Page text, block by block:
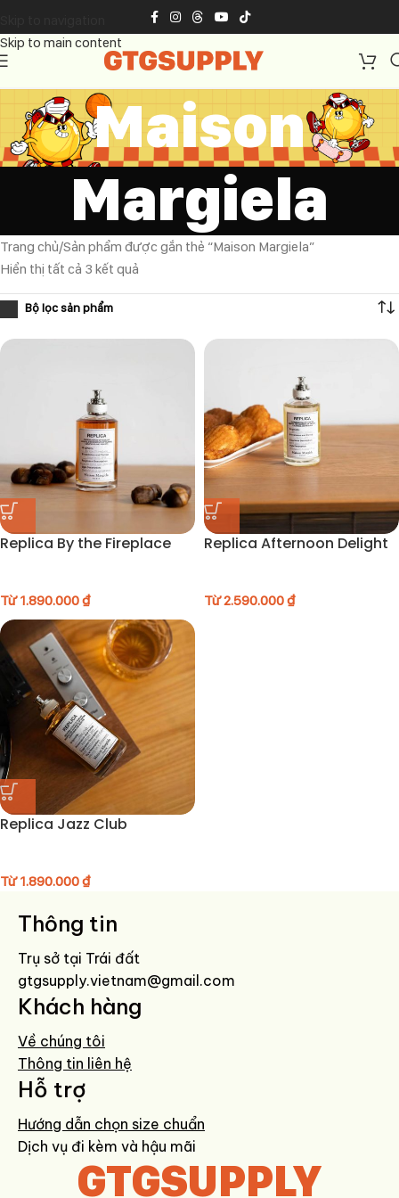
Skip to main content
Maison
Margiela
Trang chủ Sản phẩm được gắn thẻ “Maison Margiela”
Hiển thị tất cả 3 kết quả
Replica By the Fireplace
Từ1.890.000₫
Replica Afternoon Delight
Từ2.590.000₫
Replica Jazz Club
Từ1.890.000₫
Thông tin
Trụ sở tại Trái đất
gtgsupply.vietnam@gmail.com
Khách hàng
Về chúng tôi
Thông tin liên hệ
Hỗ trợ
Hướng dẫn chọn size chuẩn
Dịch vụ đi kèm và hậu mãi
GTGSUPPLY